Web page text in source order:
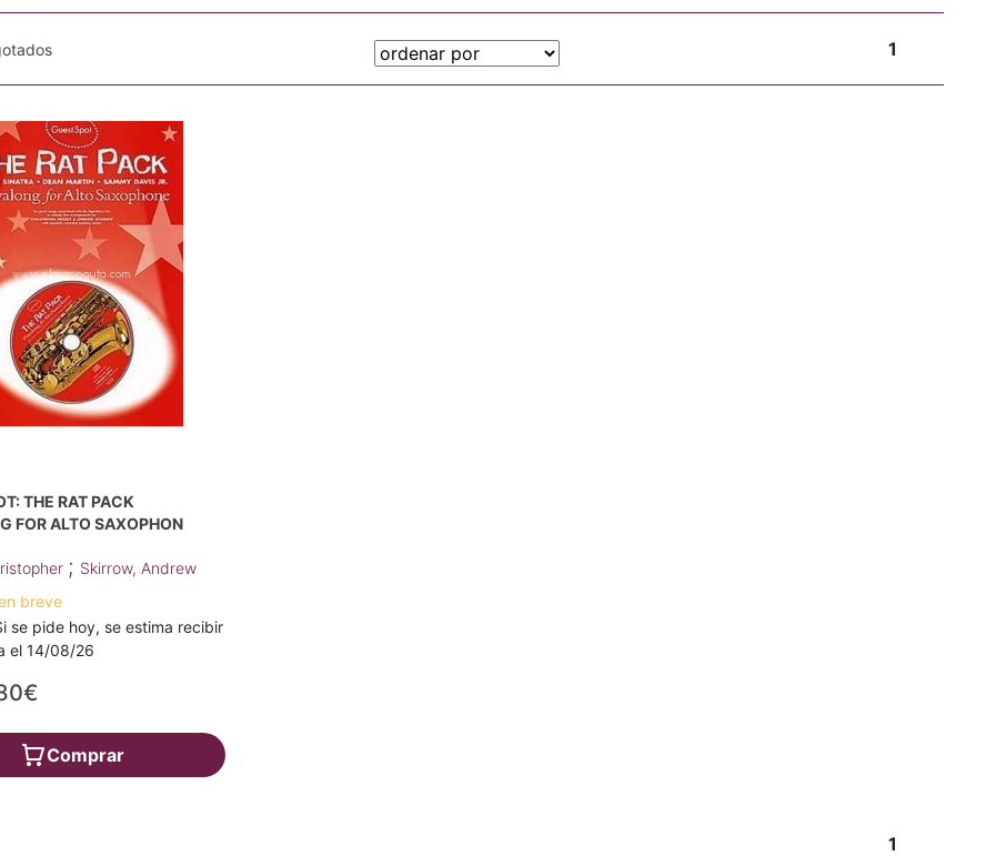
1
THE RAT PACK
FOR ALTO SAXOPHON
; Skirrow, Andrew
breve
se pide hoy, se estima recibir
el 14/08/26
Comprar
1